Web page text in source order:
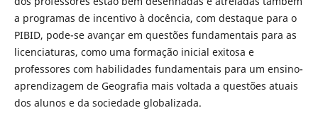
a programas de incentivo à docência, com destaque para o
PIBID, pode-se avançar em questões fundamentais para as
licenciaturas, como uma formação inicial exitosa e
professores com habilidades fundamentais para um ensino-
aprendizagem de Geografia mais voltada a questões atuais
dos alunos e da sociedade globalizada.